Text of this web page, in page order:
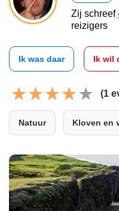
Zij schreef
reizigers
Ik was daar Ik wil
(1
Natuur Kloven en